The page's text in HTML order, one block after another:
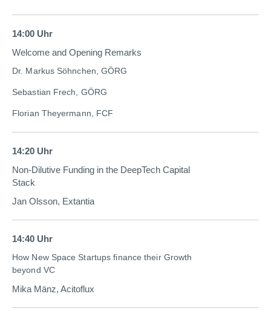
14:00 Uhr
Welcome and Opening Remarks
Dr. Markus Söhnchen, GÖRG
Sebastian Frech, GÖRG
Florian Theyermann, FCF
14:20 Uhr
Non-Dilutive Funding in the DeepTech Capital
Stack
Jan Olsson, Extantia
14:40 Uhr
How New Space Startups finance their Growth
beyond VC
Mika Mänz, Acitoflux